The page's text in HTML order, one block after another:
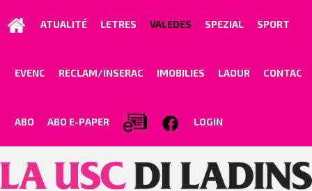
ATUALITÉ LETRES VALEDES SPEZIAL SPORT
EVENC RECLAM/INSERAC IMOBILIES LAOUR CONTAC
ABO ABO E-PAPER LOGIN